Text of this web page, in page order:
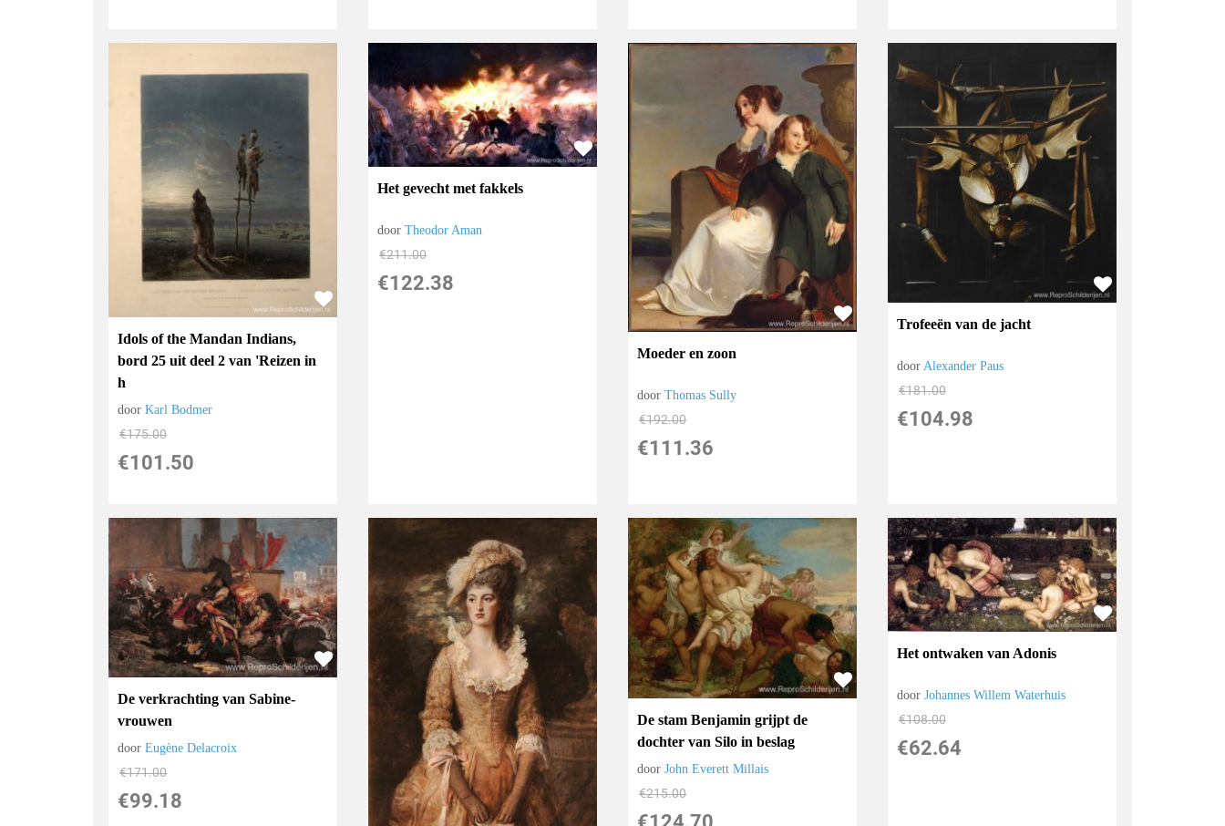
Idols of the Mandan Indians,
bord 25 uit deel 2 van 'Reizen in
h
doorKarl Bodmer
€175.00
€101.50
Het gevecht met fakkels
doorTheodor Aman
€211.00
€122.38
Moeder en zoon
doorThomas Sully
€192.00
€111.36
Trofeeën van de jacht
doorAlexander Paus
€181.00
€104.98
De verkrachting van Sabine-
vrouwen
doorEugène Delacroix
€171.00
€99.18
De stam Benjamin grijpt de
dochter van Silo in beslag
doorJohn Everett Millais
€215.00
Het ontwaken van Adonis
doorJohannes Willem Waterhuis
€108.00
€62.64